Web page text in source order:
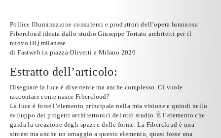
Pollice Illuminazione consulenti e produttori dell’opera luminosa
Fibercloud ideata dallo studio Giuseppe Tortato architetti per il
nuovo HQ milanese
diFastwebin piazza Olivetti a Milano 2020
Estratto dell’articolo:
Disegnare la luce è divertente ma anche complesso. Ci vuole
raccontare come nasce Fibercloud?
La luce è forse l’elemento principale nella mia visione e quindi nello
sviluppo dei progetti architettonici delmio studio. È l’elemento che
guida la creazione degli spazi e delle forme. La Fibercloud è una
sintesi ma anche un omaggio a questo elemento, quasi fosse una